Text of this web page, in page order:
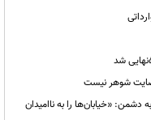
شوهر نیست
«خیابان‌ها را به ناامیدان